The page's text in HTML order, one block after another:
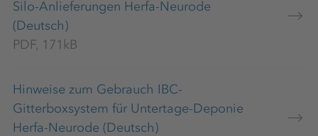
Silo-Anlieferungen Herfa-Neurode
(Deutsch)
PDF, 171kB
Hinweise zum Gebrauch IBC-
Gitterboxsystem für Untertage-Deponie
Herfa-Neurode (Deutsch)